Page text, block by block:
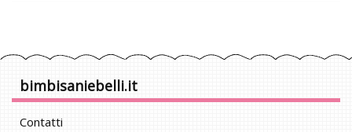
bimbisaniebelli.it
Contatti